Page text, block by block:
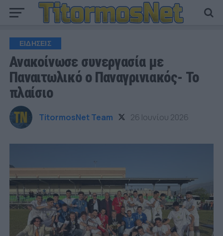
ΕΙΔΗΣΕΙΣ
Ανακοίνωσε συνεργασία με
Παναιτωλικό ο Παναγρινιακός- Το
πλαίσιο
TitormosNet Team 26 Ιουνίου 2026